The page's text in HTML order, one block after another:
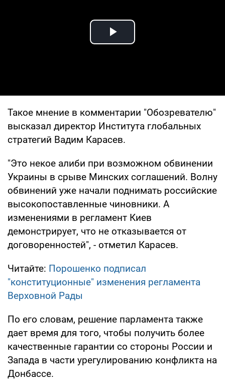
Play Video
Такое мнение в комментарии "Обозревателю"
высказал директор Института глобальных
стратегий Вадим Карасев.
"Это некое алиби при возможном обвинении
Украины в срыве Минских соглашений. Волну
обвинений уже начали поднимать российские
высокопоставленные чиновники. А
изменениями в регламент Киев
демонстрирует, что не отказывается от
договоренностей", - отметил Карасев.
Читайте: Порошенко подписал
"конституционные" изменения регламента
Верховной Рады
По его словам, решение парламента также
дает время для того, чтобы получить более
качественные гарантии со стороны России и
Запада в части урегулированию конфликта на
Донбассе.